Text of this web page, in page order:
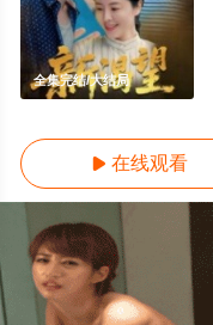
全集完结/大结局
 在线观看